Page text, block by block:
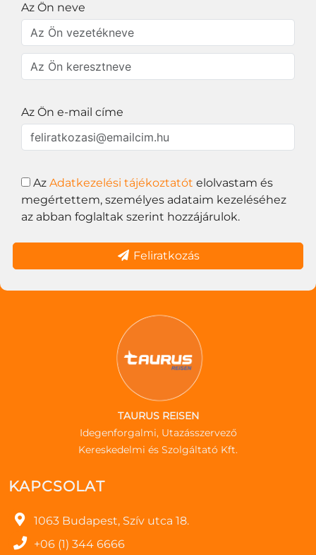
Az Ön neve
Az Ön e-mail címe
Az Adatkezelési tájékoztatót elolvastam és
megértettem, személyes adataim kezeléséhez
az abban foglaltak szerint hozzájárulok.
Feliratkozás
TAURUS REISEN
Idegenforgalmi, Utazásszervező
Kereskedelmi és Szolgáltató Kft.
KAPCSOLAT
1063 Budapest, Szív utca 18.
+06 (1) 344 6666